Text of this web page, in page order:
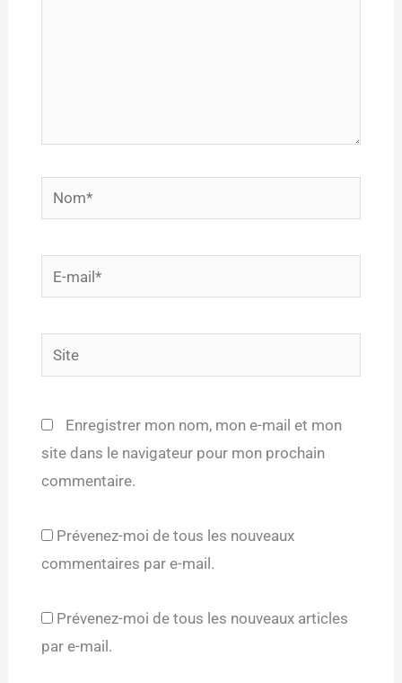
Nom*
mail*
Site
Enregistrer mon nom, mon e-mail et mon
site dans le navigateur pour mon prochain
commentaire.
Prévenez-moi de tous les nouveaux
commentaires par e-mail.
Prévenez-moi de tous les nouveaux articles
par e-mail.